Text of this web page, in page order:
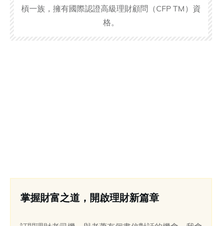
槓一族，擁有國際認證高級理財顧問（CFP TM）資
格。
掌握財富之道，開啟理財新篇章